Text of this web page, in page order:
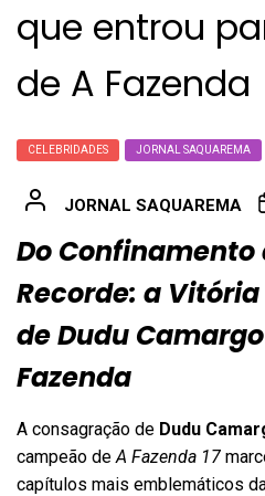
que entrou
de A Fazenda
CELEBRIDADES JORNAL SAQUAREMA
JORNAL SAQUAREMA
Do Confinamento
Recorde: a
de Dudu
Fazenda
A consagração de Dudu
campeão de A Fazenda 17
capítulos mais emblemáticos